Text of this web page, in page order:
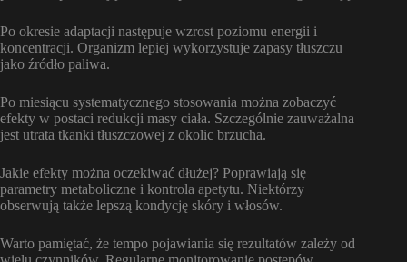
Po okresie adaptacji następuje wzrost poziomu energii i
koncentracji. Organizm lepiej wykorzystuje zapasy tłuszczu
jako źródło paliwa.
Po miesiącu systematycznego stosowania można zobaczyć
efekty w postaci redukcji masy ciała. Szczególnie zauważalna
jest utrata tkanki tłuszczowej z okolic brzucha.
Jakie efekty można oczekiwać dłużej? Poprawiają się
parametry metaboliczne i kontrola apetytu. Niektórzy
obserwują także lepszą kondycję skóry i włosów.
Warto pamiętać, że tempo pojawiania się rezultatów zależy od